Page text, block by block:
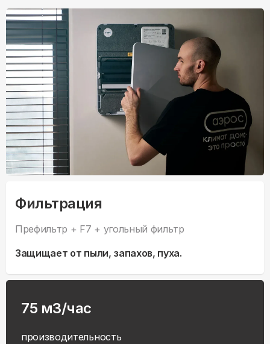
Фильтрация
Префильтр + F7 + угольный фильтр
Защищает от пыли, запахов, пуха.
75 м3/час
производительность